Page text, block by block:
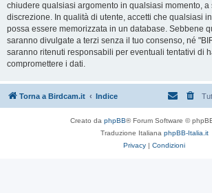
chiudere qualsiasi argomento in qualsiasi momento, a
discrezione. In qualità di utente, accetti che qualsiasi
possa essere memorizzata in un database. Sebbene
saranno divulgate a terzi senza il tuo consenso, né
saranno ritenuti responsabili per eventuali tentativi di
compromettere i dati.
Torna a Birdcam.it Indice
Creato da phpBB® Forum Software ©
Traduzione Italiana phpBB-Italia.it
Privacy | Condizioni